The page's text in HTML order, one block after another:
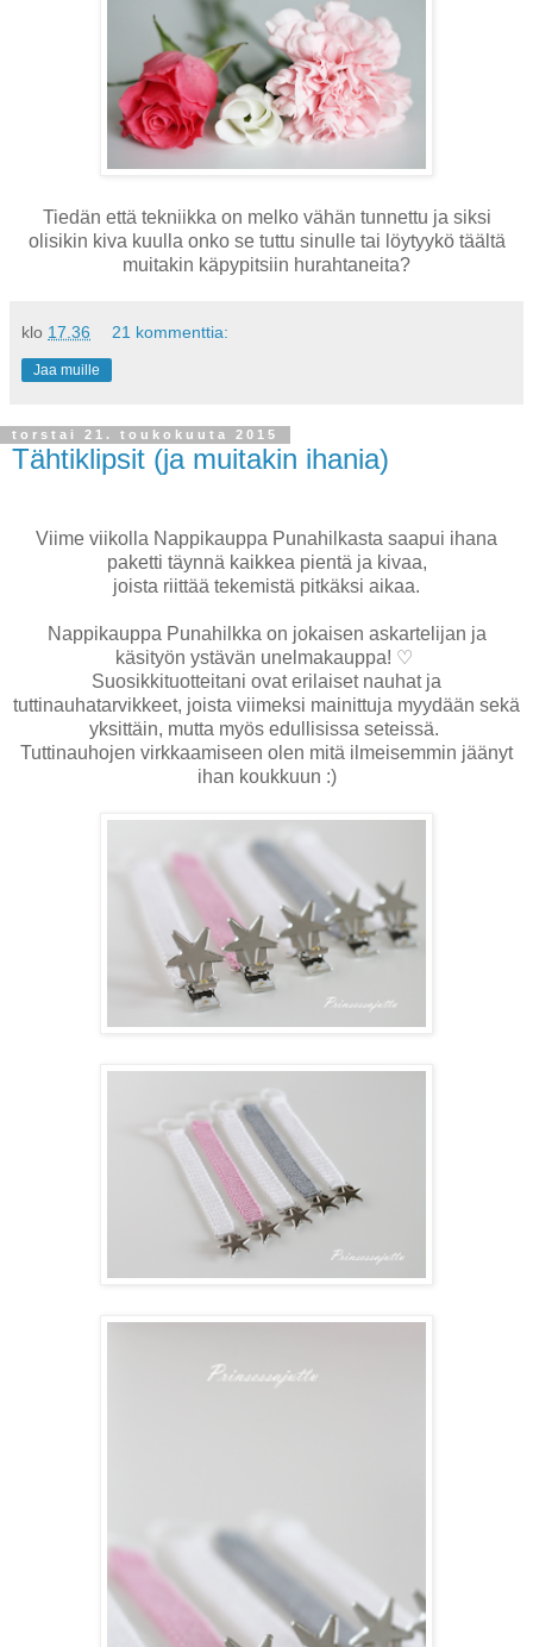
Tiedän että tekniikka on melko vähän tunnettu ja siksi
olisikin kiva kuulla onko se tuttu sinulle tai löytyykö täältä
muitakin käpypitsiin hurahtaneita?
klo 17.36 21 kommenttia:
Jaa muille
torstai 21. toukokuuta 2015
Tähtiklipsit (ja muitakin ihania)
Viime viikolla Nappikauppa Punahilkasta saapui ihana
paketti täynnä kaikkea pientä ja kivaa,
joista riittää tekemistä pitkäksi aikaa.
Nappikauppa Punahilkka on jokaisen askartelijan ja
käsityön ystävän unelmakauppa! ♡
Suosikkituotteitani ovat erilaiset nauhat ja
tuttinauhatarvikkeet, joista viimeksi mainittuja myydään sekä
yksittäin, mutta myös edullisissa seteissä.
Tuttinauhojen virkkaamiseen olen mitä ilmeisemmin jäänyt
ihan koukkuun :)